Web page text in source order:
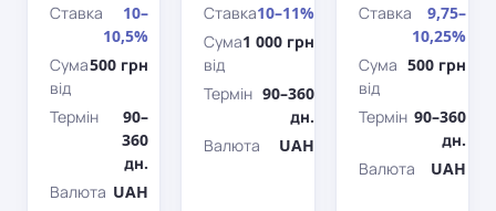
Ставка
10–
10,5%
Сума
від
500 грн
Термін
90–
360
дн.
Валюта UAH
Ставка10–11%
Сума
від
1 000 грн
Термін 90–360
дн.
Валюта
UAH
Ставка
9,75–
10,25%
Сума
від
500 грн
Термін 90–360
дн.
Валюта
UAH